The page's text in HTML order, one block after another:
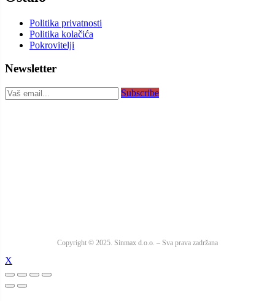
Politika privatnosti
Politika kolačića
Pokrovitelji
Newsletter
Subscribe
Copyright © 2025. Sinmax d.o.o. – Sva prava zadržana
X